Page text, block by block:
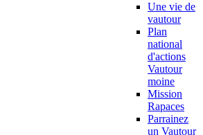
Une vie de
vautour
Plan
national
d'actions
Vautour
moine
Mission
Rapaces
Parrainez
un Vautour